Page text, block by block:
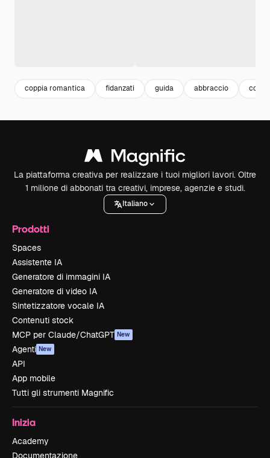
coppia romantica fidanzati guida abbraccio
La piattaforma creativa per realizzare i tuoi migliori lavori. Oltre
1 milione di abbonati tra creativi, imprese, agenzie e studi.
Italiano
Prodotti
Spaces
Assistente IA
Generatore di immagini IA
Generatore di video IA
Sintetizzatore vocale IA
Contenuti stock
MCP per Claude/ChatGPT New
Agenti New
API
App mobile
Tutti gli strumenti Magnific
Inizia
Academy
Documentazione